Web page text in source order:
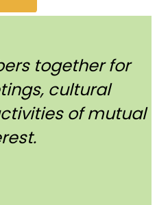
together for
cultural
of mutual